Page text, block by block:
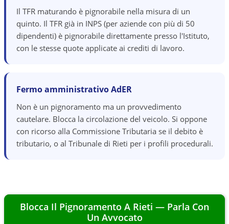
Il TFR maturando è pignorabile nella misura di un
quinto. Il TFR già in INPS (per aziende con più di 50
dipendenti) è pignorabile direttamente presso l'Istituto,
con le stesse quote applicate ai crediti di lavoro.
Fermo amministrativo AdER
Non è un pignoramento ma un provvedimento
cautelare. Blocca la circolazione del veicolo. Si oppone
con ricorso alla Commissione Tributaria se il debito è
tributario, o al Tribunale di Rieti per i profili procedurali.
Blocca Il Pignoramento A Rieti — Parla Con
Un Avvocato